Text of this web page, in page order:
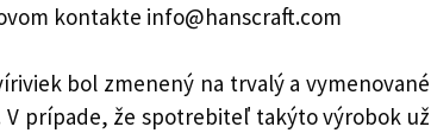
kontakte info@hanscraft.com
bol zmenený na trvalý a vymenované
prípade, že spotrebiteľ takýto výrobok už